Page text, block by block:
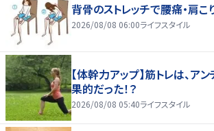
背骨のストレッチで腰痛・肩こ
2026/08/08 06:00ライフスタイル
【体幹力アップ】筋トレは、ア
果的だった！？
2026/08/08 05:40ライフスタイル